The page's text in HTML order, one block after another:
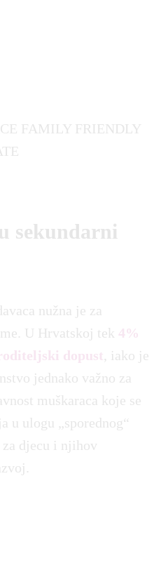
sekundarni
nužna je za
U Hrvatskoj tek 4%
dopust, iako je
jednako važno za
muškaraca koje se
u ulogu „sporednog“
djecu i njihov